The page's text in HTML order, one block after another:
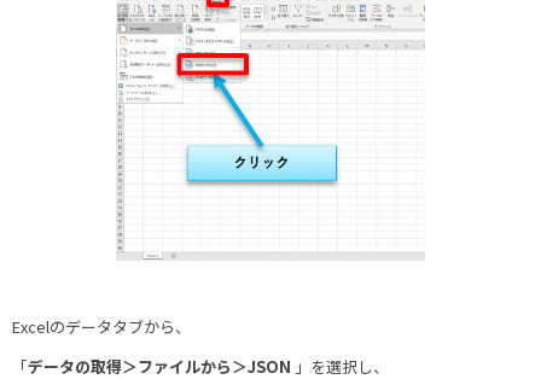
Excelのデータタブから、
「データの取得＞ファイルから＞JSON 」を選択し、